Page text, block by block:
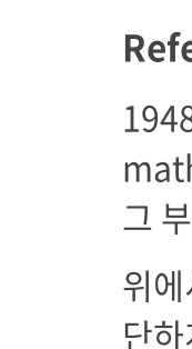
그
위
단